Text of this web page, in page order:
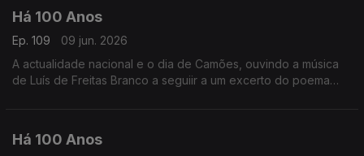
Há 100 Anos
Ep. 109
09 jun. 2026
A actualidade nacional e o dia de Camões, ouvindo a música
de Luís de Freitas Branco a seguiir a um excerto do poema
Há 100 Anos